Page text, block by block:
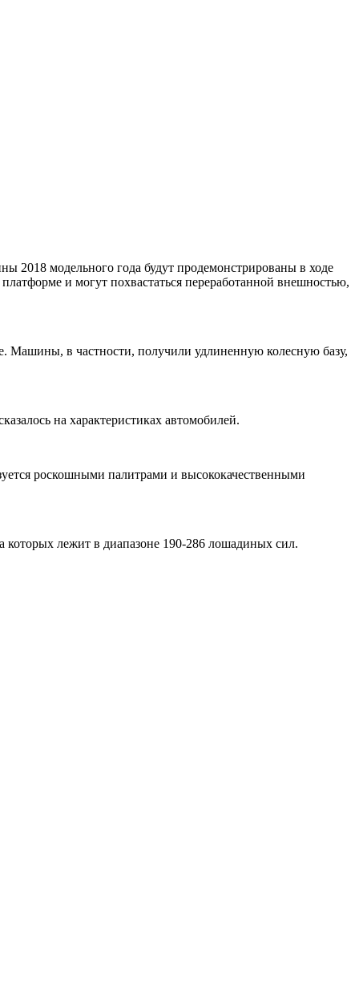
2018 модельного года будут продемонстрированы в ходе
и могут похвастаться переработанной внешностью,
Машины, в частности, получили удлиненную колесную базу,
на характеристиках автомобилей.
роскошными палитрами и высококачественными
лежит в диапазоне 190-286 лошадиных сил.